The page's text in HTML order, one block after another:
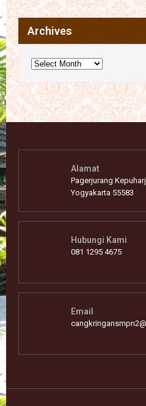
Archives
Archives
Alamat
Pagerjurang
Yogyakarta 55583
Hubungi Kami
081 1295 4675
Email